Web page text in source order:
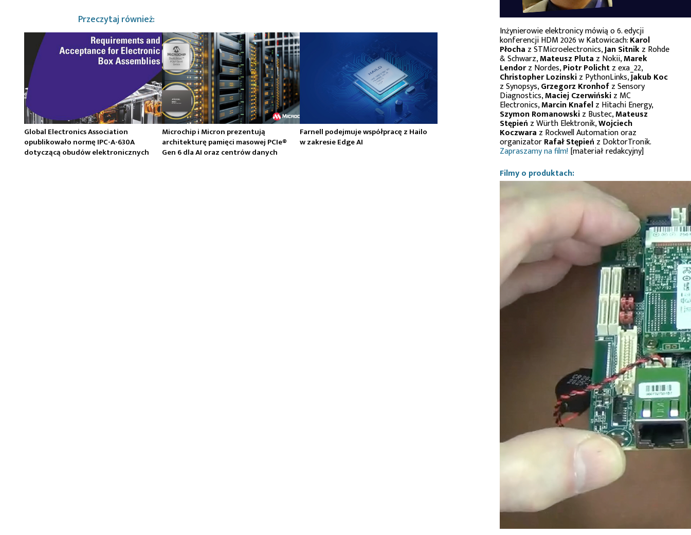
Przeczytaj również:
Global Electronics Association
opublikowało normę IPC-A-630A
dotyczącą obudów elektronicznych
Microchip i Micron prezentują
architekturę pamięci masowej PCIe®
Gen 6 dla AI oraz centrów danych
Farnell podejmuje współpracę z Hailo
w zakresie Edge AI
Inżynierowie elektronicy mówią o 6. edycji
konferencji HDM 2026 w Katowicach:Karol
Płocha z STMicroelectronics,Jan Sitnikz Rohde
& Schwarz,Mateusz Pluta z Nokii,Marek
Lendorz Nordes,Piotr Polichtz exa_22,
Christopher Lozinskiz PythonLinks,Jakub Koc
z Synopsys,Grzegorz Kronhofz Sensory
Diagnostics,Maciej Czerwińskiz MC
Electronics,Marcin Knafelz Hitachi Energy,
Szymon Romanowskiz Bustec,Mateusz
Stępień z Würth Elektronik,Wojciech
Koczwara z Rockwell Automation oraz
organizatorRafał Stępień z DoktorTronik.
Zapraszamy na film![materiał redakcyjny]
Filmy o produktach: